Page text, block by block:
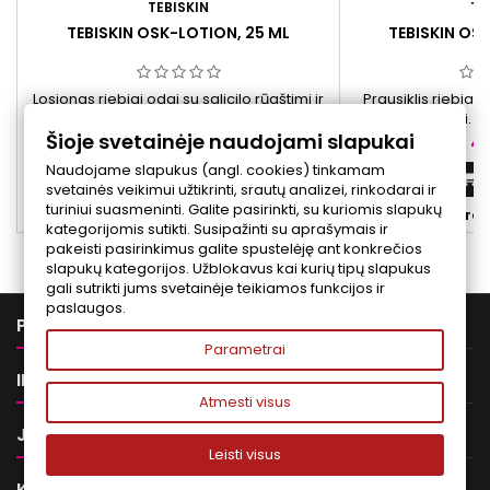
TEBISKIN
TEBISKIN OSK-LOTION, 25 ML
Losjonas riebiai odai su salicilo rūgštimi ir
švarai ir balansui palaikyti.
Kaina
45,00 €
 Į krepšelį
Yra sandėlyje
TEBISKIN
Prausiklis riebiai
piruvo rūgštimi.
nugaros odos


PREKĖS 
INFORMACIJA 
JŪSŲ PASKYRA 
Šioje svetainėje naudojami slapukai
Naudojame slapukus (angl. cookies) tinkamam
svetainės veikimui užtikrinti, srautų analizei, rinkodarai ir
turiniui suasmeninti. Galite pasirinkti, su kuriomis slapukų
kategorijomis sutikti. Susipažinti su aprašymais ir
pakeisti pasirinkimus galite spustelėję ant konkrečios
slapukų kategorijos. Užblokavus kai kurių tipų slapukus
gali sutrikti jums svetainėje teikiamos funkcijos ir
paslaugos.
Parametrai
Atmesti visus
Leisti visus